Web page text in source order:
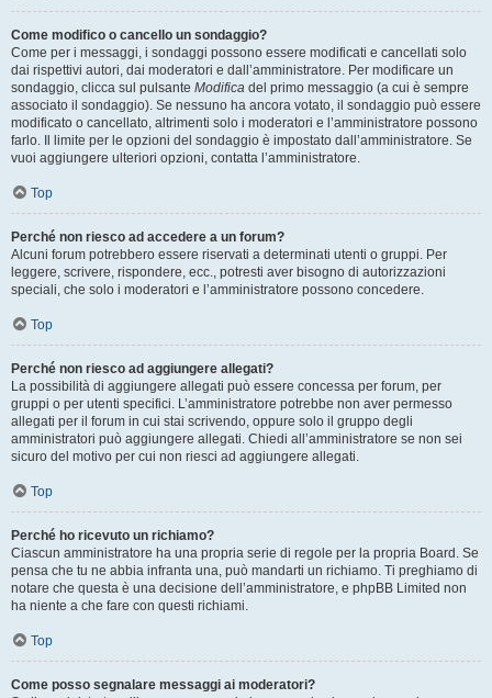
Come modifico o cancello un sondaggio?
Come per i messaggi, i sondaggi possono essere modificati e cancellati solo
dai rispettivi autori, dai moderatori e dall’amministratore. Per modificare un
sondaggio, clicca sul pulsante Modifica del primo messaggio (a cui è sempre
associato il sondaggio). Se nessuno ha ancora votato, il sondaggio può essere
modificato o cancellato, altrimenti solo i moderatori e l’amministratore possono
farlo. Il limite per le opzioni del sondaggio è impostato dall’amministratore. Se
vuoi aggiungere ulteriori opzioni, contatta l’amministratore.
Top
Perché non riesco ad accedere a un forum?
Alcuni forum potrebbero essere riservati a determinati utenti o gruppi. Per
leggere, scrivere, rispondere, ecc., potresti aver bisogno di autorizzazioni
speciali, che solo i moderatori e l’amministratore possono concedere.
Top
Perché non riesco ad aggiungere allegati?
La possibilità di aggiungere allegati può essere concessa per forum, per
gruppi o per utenti specifici. L’amministratore potrebbe non aver permesso
allegati per il forum in cui stai scrivendo, oppure solo il gruppo degli
amministratori può aggiungere allegati. Chiedi all’amministratore se non sei
sicuro del motivo per cui non riesci ad aggiungere allegati.
Top
Perché ho ricevuto un richiamo?
Ciascun amministratore ha una propria serie di regole per la propria Board. Se
pensa che tu ne abbia infranta una, può mandarti un richiamo. Ti preghiamo di
notare che questa è una decisione dell’amministratore, e phpBB Limited non
ha niente a che fare con questi richiami.
Top
Come posso segnalare messaggi ai moderatori?